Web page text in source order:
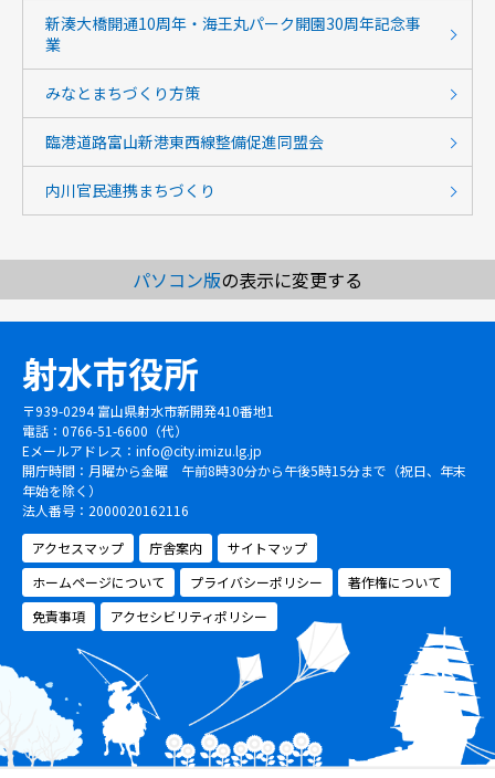
新湊大橋開通10周年・海王丸パーク開園30周年記念事
業
みなとまちづくり方策
臨港道路富山新港東西線整備促進同盟会
内川官民連携まちづくり
パソコン版の表示に変更する
射水市役所
〒939-0294 富山県射水市新開発410番地1
電話：0766-51-6600（代）
Eメールアドレス： info@city.imizu.lg.jp
開庁時間：月曜から金曜 午前8時30分から午後5時15分まで（祝日、年末
年始を除く）
法人番号：2000020162116
アクセスマップ
庁舎案内
サイトマップ
ホームページについて
プライバシーポリシー
著作権について
免責事項
アクセシビリティポリシー